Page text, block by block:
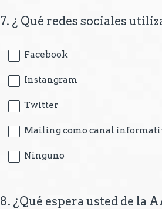
Question
7. ¿ Qué redes sociales
Facebook
Instangram
Twitter
Mailing como canal
Ninguno
Question
8. ¿Qué espera usted de la